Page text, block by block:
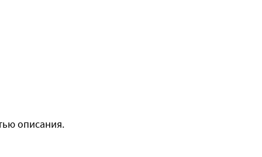
описания.